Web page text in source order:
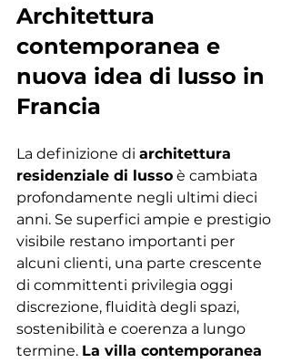
Architettura
contemporanea e
nuova idea di lusso in
Francia
La definizione di architettura
residenziale di lusso è cambiata
profondamente negli ultimi dieci
anni. Se superfici ampie e prestigio
visibile restano importanti per
alcuni clienti, una parte crescente
di committenti privilegia oggi
discrezione, fluidità degli spazi,
sostenibilità e coerenza a lungo
termine. La villa contemporanea